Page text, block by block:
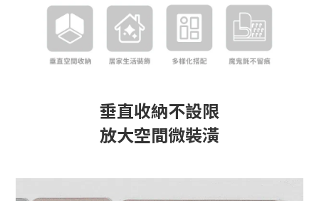
垂直收納不設限
放大空間微裝潢